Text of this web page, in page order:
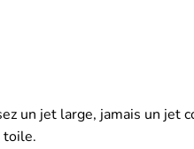
un jet large, jamais un jet
toile.